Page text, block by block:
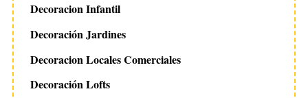
Decoracion Infantil
Decoración Jardines
Decoracion Locales Comerciales
Decoración Lofts